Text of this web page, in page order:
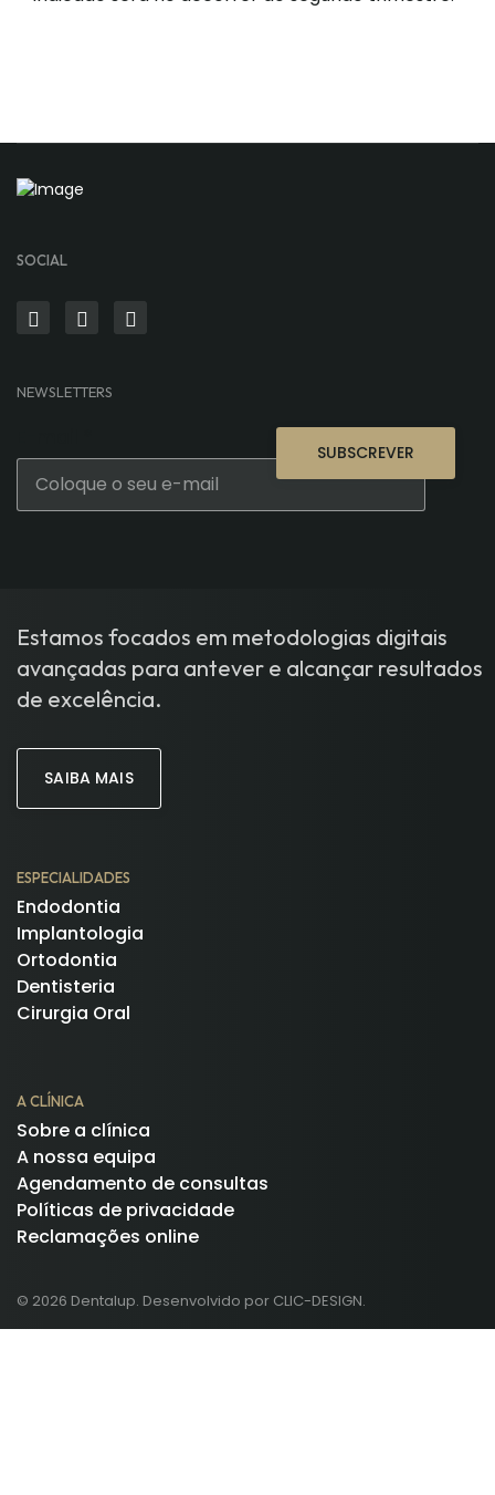
SOCIAL
NEWSLETTERS
SUBSCREVER
Estamos focados em metodologias digitais
avançadas para antever e alcançar resultados
de excelência.
SAIBA MAIS
ESPECIALIDADES
Endodontia
Implantologia
Ortodontia
Dentisteria
Cirurgia Oral
A CLÍNICA
Sobre a clínica
A nossa equipa
Agendamento de consultas
Políticas de privacidade
Reclamações online
© 2026 Dentalup. Desenvolvido por CLIC-DESIGN.